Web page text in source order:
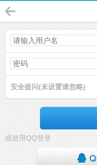
安全提问(未设置请忽略)
或使用QQ登录